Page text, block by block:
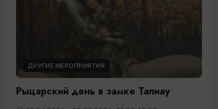
ДРУГИЕ МЕРОПРИЯТИЯ
Рыцарский день в замке Тапиау